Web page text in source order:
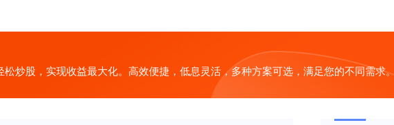
炒股，实现收益最大化。高效便捷，低息灵活，多种方案可选，满足您的不同需求。